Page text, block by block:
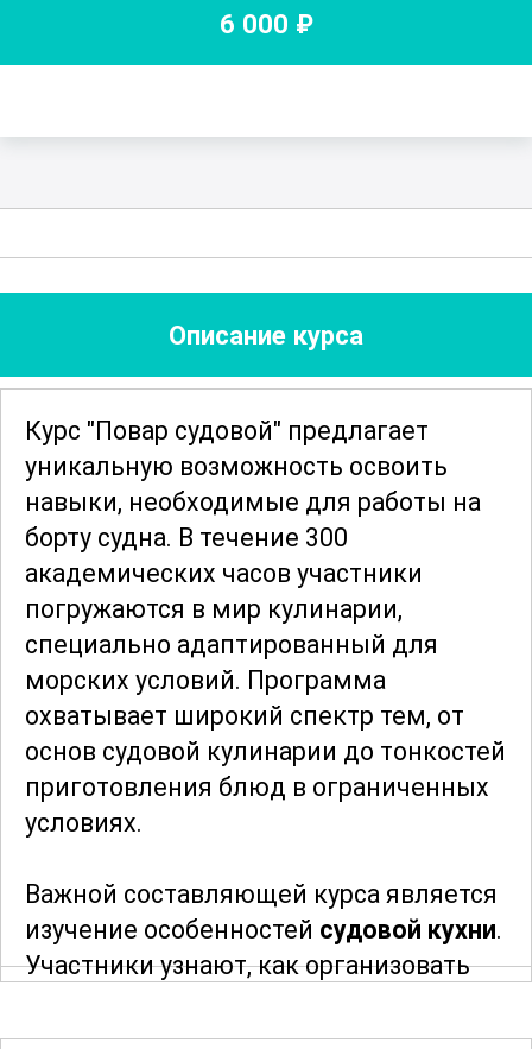
6 000 ₽
Описание курса
Курс "Повар судовой" предлагает
уникальную возможность освоить
навыки, необходимые для работы на
борту судна. В течение 300
академических часов участники
погружаются в мир кулинарии,
специально адаптированный для
морских условий. Программа
охватывает широкий спектр тем, от
основ судовой кулинарии до тонкостей
приготовления блюд в ограниченных
условиях.
Важной составляющей курса является
изучение особенностей судовой кухни.
Участники узнают, как организовать
соблюдать санитарные нормы и